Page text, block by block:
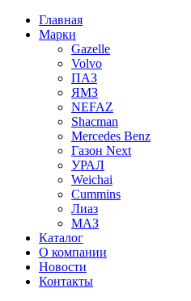
Главная
Марки
Gazelle
Volvo
ПАЗ
ЯМЗ
NEFAZ
Shacman
Mercedes Benz
Газон Next
УРАЛ
Weichai
Cummins
Лиаз
МАЗ
Каталог
О компании
Новости
Контакты